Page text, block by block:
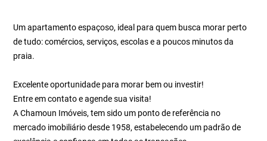
Um apartamento espaçoso, ideal para quem busca morar perto
de tudo: comércios, serviços, escolas e a poucos minutos da
praia.
Excelente oportunidade para morar bem ou investir!
Entre em contato e agende sua visita!
A Chamoun Imóveis, tem sido um ponto de referência no
mercado imobiliário desde 1958, estabelecendo um padrão de